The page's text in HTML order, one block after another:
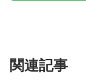
関連記事